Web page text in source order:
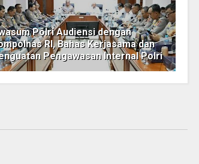
Polri Audiensi dengan
RI, Bahas Kerjasama dan
Pengawasan Internal Polri